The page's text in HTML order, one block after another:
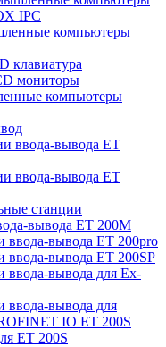
IPC
компьютеры
клавиатура
мониторы
компьютеры
ввода-вывода ET
ввода-вывода ET
станции
вывода ET 200M
ввода-вывода ET 200pro
ввода-вывода ET 200SP
ввода-вывода для Ex-
ввода-вывода для
IO ET 200S
ET 200S